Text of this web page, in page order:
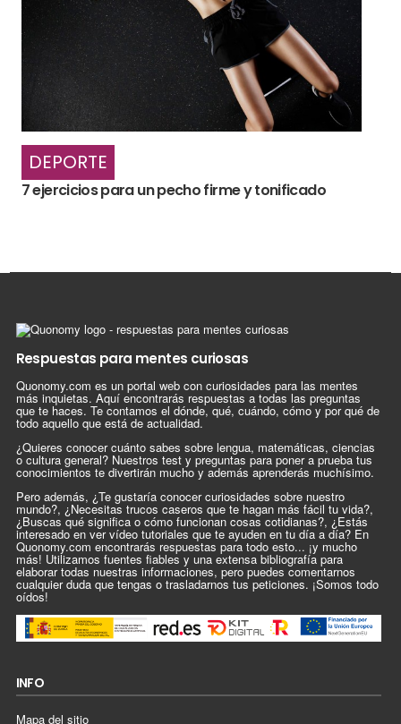
DEPORTE
7 ejercicios para un pecho firme y tonificado
Respuestas para mentes curiosas
Quonomy.com es un portal web con curiosidades para las mentes
más inquietas. Aquí encontrarás respuestas a todas las preguntas
que te haces. Te contamos el dónde, qué, cuándo, cómo y por qué de
todo aquello que está de actualidad.
¿Quieres conocer cuánto sabes sobre lengua, matemáticas, ciencias
o cultura general? Nuestros test y preguntas para poner a prueba tus
conocimientos te divertirán mucho y además aprenderás muchísimo.
Pero además, ¿Te gustaría conocer curiosidades sobre nuestro
mundo?, ¿Necesitas trucos caseros que te hagan más fácil tu vida?,
¿Buscas qué significa o cómo funcionan cosas cotidianas?, ¿Estás
interesado en ver vídeo tutoriales que te ayuden en tu día a día? En
Quonomy.com encontrarás respuestas para todo esto... ¡y mucho
más! Utilizamos fuentes fiables y una extensa bibliografía para
elaborar todas nuestras informaciones, pero puedes comentarnos
cualquier duda que tengas o trasladarnos tus peticiones. ¡Somos todo
oídos!
INFO
Mapa del sitio